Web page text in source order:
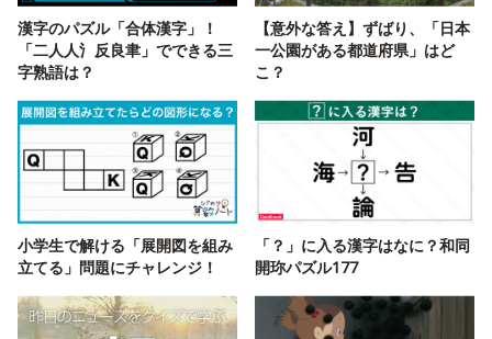
漢字のパズル「合体漢字」！
「二人人氵反良聿」でできる三
字熟語は？
【意外な答え】ずばり、「日本
一公園がある都道府県」はど
こ？
小学生で解ける「展開図を組み
立てる」問題にチャレンジ！
「？」に入る漢字はなに？和同
開珎パズル177